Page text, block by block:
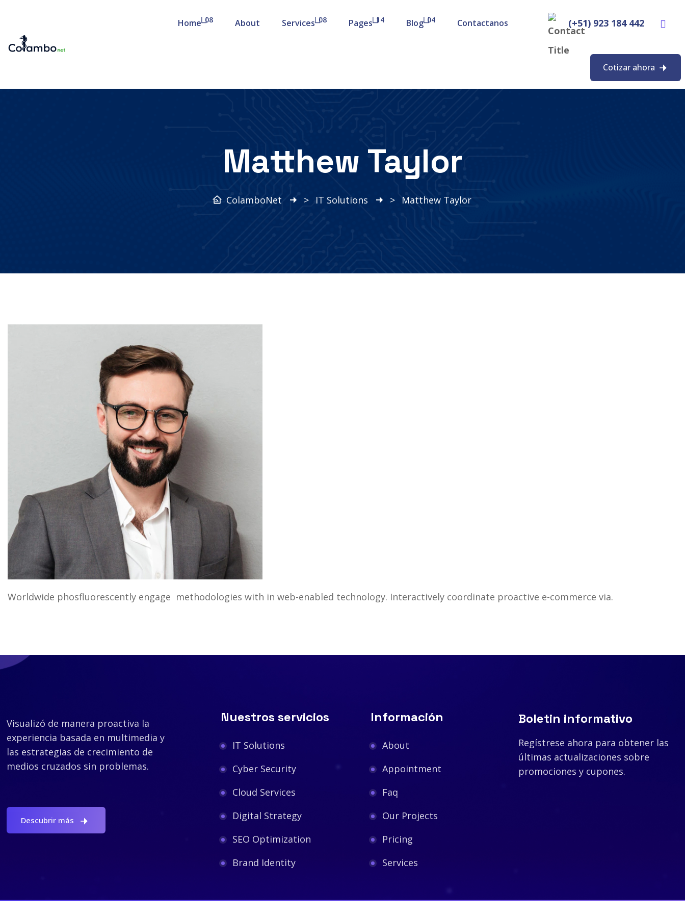
Home 08 About Services 08 Pages 14 Blog 04 Contactanos (+51) 923 184 442
Cotizar ahora
Matthew Taylor
ColamboNet > IT Solutions > Matthew Taylor
Worldwide phosfluorescently engage methodologies with in web-enabled technology. Interactively coordinate proactive e-commerce via.
Visualizó de manera proactiva la
experiencia basada en multimedia y
las estrategias de crecimiento de
medios cruzados sin problemas.
Descubrir más
Nuestros servicios
IT Solutions
Cyber Security
Cloud Services
Digital Strategy
SEO Optimization
Brand Identity
Información
About
Appointment
Faq
Our Projects
Pricing
Services
Boletin informativo
Regístrese ahora para obtener las
últimas actualizaciones sobre
promociones y cupones.